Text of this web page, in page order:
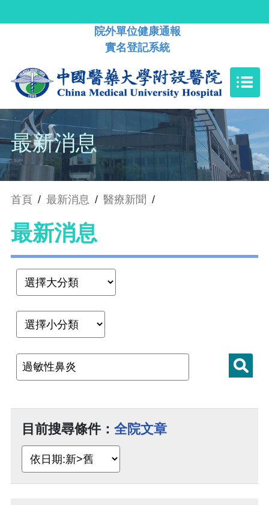
院外單位健康通報
實名登記系統
最新消息
首頁 / 最新消息 / 醫療新聞 /
最新消息
目前搜尋條件： 全院文章